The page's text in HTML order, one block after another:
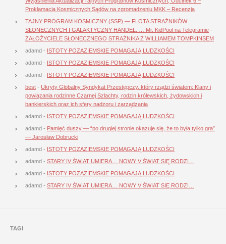
Proklamacja Kosmicznych Sądów na zgromadzeniu MKK – Recenzja
TAJNY PROGRAM KOSMICZNY (SSP) — FLOTA STRAŻNIKÓW
SŁONECZNYCH I GALAKTYCZNY HANDEL. … Mr. KidPool na Telegramie -
ZAŁOŻYCIELE SŁONECZNEGO STRAŻNIKA Z WILLIAMEM TOMPKINSEM
adamd - ISTOTY POZAZIEMSKIE POMAGAJĄ LUDZKOŚCI
adamd - ISTOTY POZAZIEMSKIE POMAGAJĄ LUDZKOŚCI
adamd - ISTOTY POZAZIEMSKIE POMAGAJĄ LUDZKOŚCI
best - Ukryty Globalny Syndykat Przestępczy, który rządzi światem: Klany i
powiązania rodzinne Czarnej Szlachty, rodzin królewskich, żydowskich i
bankierskich oraz ich sfery nadzoru i zarządzania
adamd - ISTOTY POZAZIEMSKIE POMAGAJĄ LUDZKOŚCI
adamd - Pamięć duszy — “po drugiej stronie okazuje się, że to była tylko gra”
— Jarosław Dobrucki
adamd - ISTOTY POZAZIEMSKIE POMAGAJĄ LUDZKOŚCI
adamd - STARY IV ŚWIAT UMIERA… NOWY V ŚWIAT SIĘ RODZI…
adamd - ISTOTY POZAZIEMSKIE POMAGAJĄ LUDZKOŚCI
adamd - STARY IV ŚWIAT UMIERA… NOWY V ŚWIAT SIĘ RODZI…
TAGI